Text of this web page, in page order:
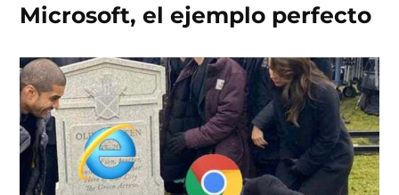
Microsoft, el ejemplo perfecto